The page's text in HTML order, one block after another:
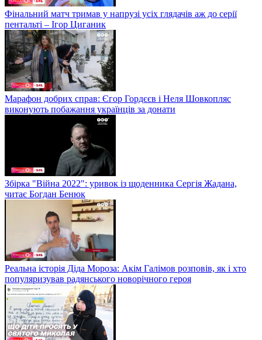
Фінальний матч тримав у напрузі усіх глядачів аж до серії
пентальті – Ігор Циганик
Марафон добрих справ: Єгор Гордєєв і Неля Шовкопляс
виконують побажання українців за донати
Збірка "Війна 2022": уривок із щоденника Сергія Жадана,
читає Богдан Бенюк
Реальна історія Діда Мороза: Акім Галімов розповів, як і хто
популяризував радянського новорічного героя